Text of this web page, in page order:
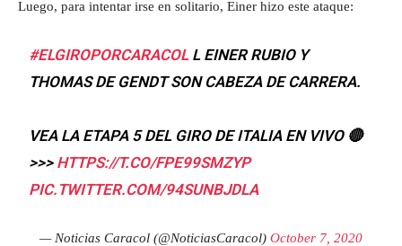
Luego, para intentar irse en solitario, Einer hizo este ataque:
#ELGIROPORCARACOLL EINER RUBIO Y
THOMAS DE GENDT SON CABEZA DE CARRERA.
VEA LA ETAPA 5 DEL GIRO DE ITALIA EN VIVO 🔴
>>> HTTPS://T.CO/FPE99SMZYP
PIC.TWITTER.COM/94SUNBJDLA
— Noticias Caracol (@NoticiasCaracol) October 7, 2020